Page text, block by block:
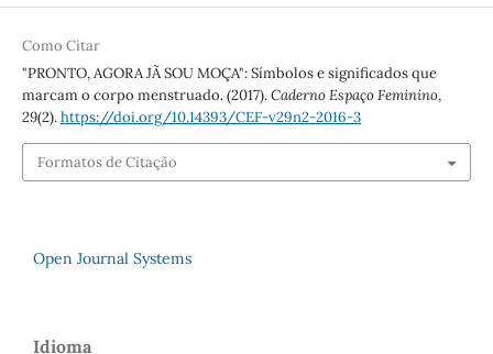
Como Citar
"PRONTO, AGORA JÃ SOU MOÇA": Símbolos e significados que
marcam o corpo menstruado. (2017).Caderno Espaço Feminino,
29(2).https://doi.org/10.14393/CEF-v29n2-2016-3
Formatos de Citação
Open Journal Systems
Idioma